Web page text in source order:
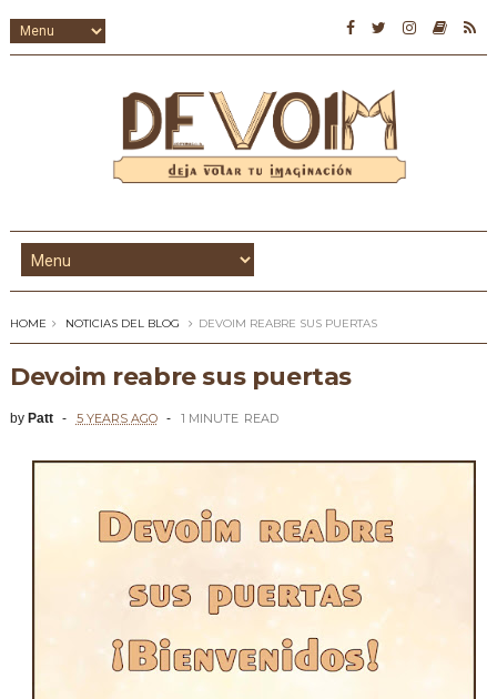
HOME NOTICIAS DEL BLOG DEVOIM REABRE SUS PUERTAS
Devoim reabre sus puertas
by Patt 5 YEARS AGO 1 MINUTE READ